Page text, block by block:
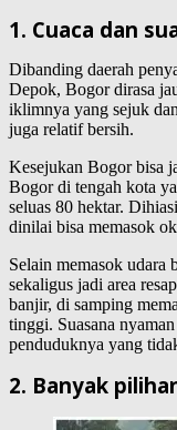
1. Cuaca dan
Dibanding daerah
Depok, Bogor dirasa
iklimnya yang sejuk
juga relatif bersih.
Kesejukan Bogor bisa
Bogor di tengah kota
seluas 80 hektar.
dinilai bisa memasok
Selain memasok udara
sekaligus jadi area
banjir, di samping
tinggi. Suasana
penduduknya yang
2. Banyak